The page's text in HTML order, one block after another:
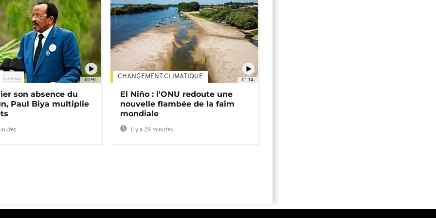
00:59
son absence du
Paul Biya multiplie
01:14
CHANGEMENT CLIMATIQUE
El Niño : l'ONU redoute une
nouvelle flambée de la faim
mondiale
Il y a 29 minutes